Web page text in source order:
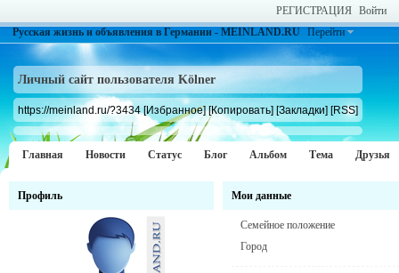
РЕГИСТРАЦИЯ Войти
Русская жизнь и объявления в Германии - MEINLAND.RU Перейти
Личный сайт пользователя Kölner
https://meinland.ru/?3434 [Избранное] [Копировать] [Закладки] [RSS]
Главная Новости Статус Блог Альбом Тема Друзья
Профиль Мои данные
Семейное положение
Город